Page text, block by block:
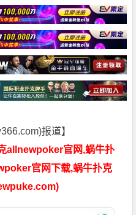
报道】
allnewpoker官网,蜗牛扑
官网下载,蜗牛扑克